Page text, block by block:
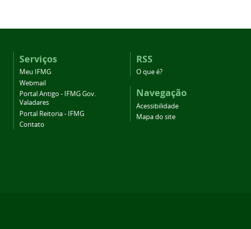
Serviços
Meu IFMG
Webmail
Portal Antigo - IFMG Gov.
Valadares
Portal Reitoria - IFMG
Contato
RSS
O que é?
Navegação
Acessibilidade
Mapa do site